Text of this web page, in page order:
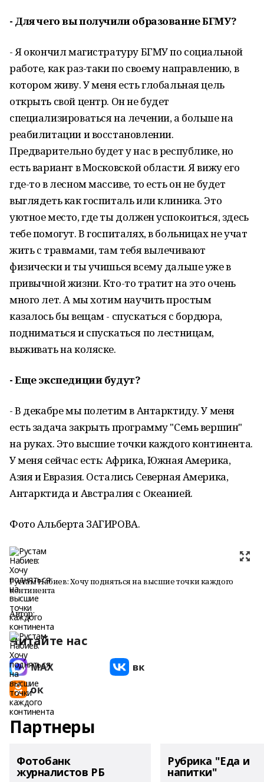
- Для чего вы получили образование БГМУ?
- Я окончил магистратуру БГМУ по социальной
работе, как раз-таки по своему направлению, в
котором живу. У меня есть глобальная цель
открыть свой центр. Он не будет
специализироваться на лечении, а больше на
реабилитации и восстановлении.
Предварительно будет у нас в республике, но
есть вариант в Московской области. Я вижу его
где-то в лесном массиве, то есть он не будет
выглядеть как госпиталь или клиника. Это
уютное место, где ты должен успокоиться, здесь
тебе помогут. В госпиталях, в больницах не учат
жить с травмами, там тебя вылечивают
физически и ты учишься всему дальше уже в
привычной жизни. Кто-то тратит на это очень
много лет. А мы хотим научить простым
казалось бы вещам - спускаться с бордюра,
подниматься и спускаться по лестницам,
выживать на коляске.
- Еще экспедиции будут?
- В декабре мы полетим в Антарктиду. У меня
есть задача закрыть программу "Семь вершин"
на руках. Это высшие точки каждого континента.
У меня сейчас есть: Африка, Южная Америка,
Азия и Евразия. Остались Северная Америка,
Антарктида и Австралия с Океанией.
Фото Альберта ЗАГИРОВА.
Рустам Набиев: Хочу подняться на высшие точки каждого
континента
Автор:
Читайте нас
Партнеры
Фотобанк
журналистов РБ
Рубрика "Еда и
напитки"